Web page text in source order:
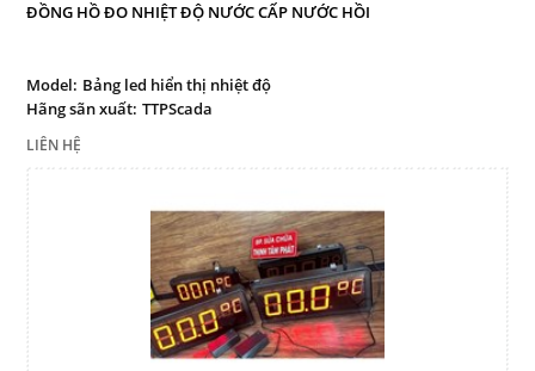
ĐỒNG HỒ ĐO NHIỆT ĐỘ NƯỚC CẤP NƯỚC HỒI
Model: Bảng led hiển thị nhiệt độ
Hãng sãn xuất: TTPScada
LIÊN HỆ